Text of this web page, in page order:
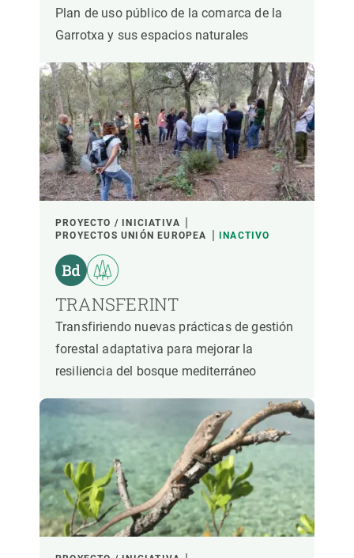
Plan de uso público de la comarca de la
Garrotxa y sus espacios naturales
PROYECTO / INICIATIVA
PROYECTOS UNIÓN EUROPEA
INACTIVO
TRANSFERINT
Transfiriendo nuevas prácticas de gestión
forestal adaptativa para mejorar la
resiliencia del bosque mediterráneo